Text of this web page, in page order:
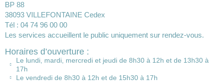
BP 88
38093 VILLEFONTAINE Cedex
Tél : 04 74 96 00 00
Les services accueillent le public uniquement sur rendez-vous.
Horaires d’ouverture :
Le lundi, mardi, mercredi et jeudi de 8h30 à 12h et de 13h30 à
17h
Le vendredi de 8h30 à 12h et de 15h30 à 17h